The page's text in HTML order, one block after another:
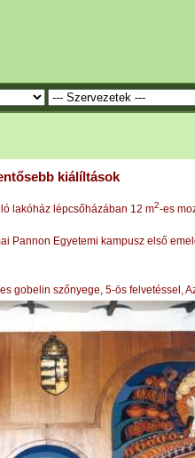
kiálíltások
lakóház lépcsőházában 12 m2-es
Pannon Egyetemi kampusz első
gobelin szőnyege, 5-ös felvetéssel,